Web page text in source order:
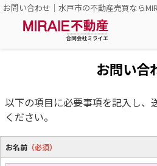
お問い合わせ｜水戸市の不動産売買なら
お問い合
以下の項目に必要事項を記入し、
ください。
お名前 （必須）